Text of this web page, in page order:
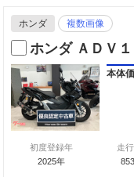
ホンダ 複数画像
ホンダ ＡＤＶ
本体
初度登録年
2025年
走